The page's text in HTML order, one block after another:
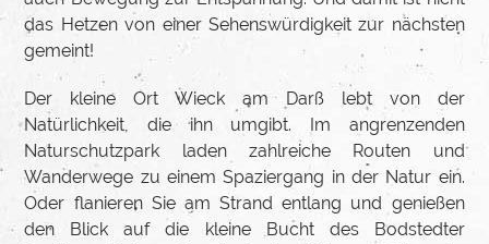
das Hetzen von einer Sehenswürdigkeit zur nächsten
gemeint!
Der kleine Ort Wieck am Darß lebt von der
Natürlichkeit, die ihn umgibt. Im angrenzenden
Naturschutzpark laden zahlreiche Routen und
Wanderwege zu einem Spaziergang in der Natur ein.
Oder flanieren Sie am Strand entlang und genießen
den Blick auf die kleine Bucht des Bodstedter